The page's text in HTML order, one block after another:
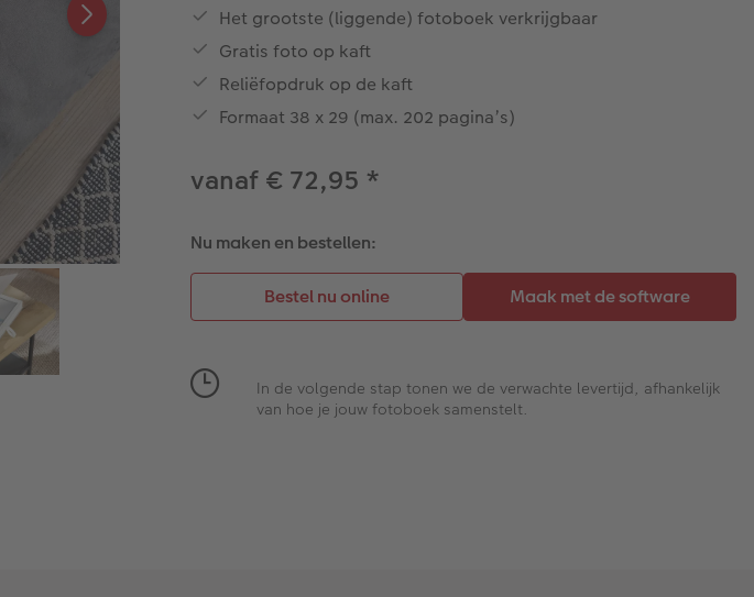
Het grootste (liggende) fotoboek verkrijgbaar
Gratis foto op kaft
Reliëfopdruk op de kaft
Formaat 38 x 29 (max. 202 pagina’s)
vanaf € 72,95 *
Nu maken en bestellen:
In de volgende stap tonen we de verwachte levertijd, afhankelijk
van hoe je jouw fotoboek samenstelt.